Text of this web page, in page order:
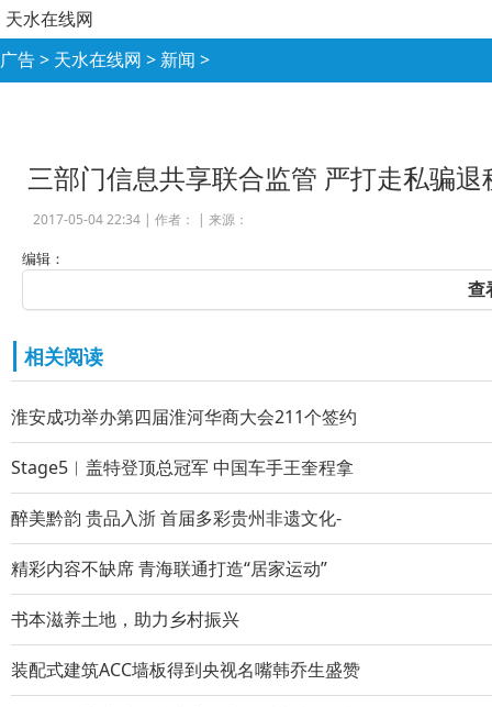
天水在线网
广告> 天水在线网 > 新闻 >
三部门信息共享联合监管 严打走私骗退
2017-05-04 22:34 | 作者： | 来源：
编辑：
查
相关阅读
淮安成功举办第四届淮河华商大会211个签约
Stage5︱盖特登顶总冠军 中国车手王奎程拿
醉美黔韵 贵品入浙 首届多彩贵州非遗文化-
精彩内容不缺席 青海联通打造“居家运动”
书本滋养土地，助力乡村振兴
装配式建筑ACC墙板得到央视名嘴韩乔生盛赞